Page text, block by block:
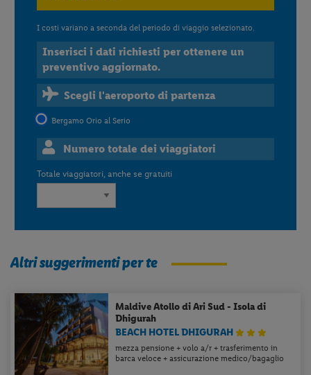
I costi variano a seconda del periodo di viaggio selezionato.
Inserisci i dati richiesti per ottenere un
preventivo aggiornato.
Scegli l'aeroporto di partenza
Bergamo Orio al Serio
Numero totale dei viaggiatori
Totale viaggiatori, anche se gratuiti
Altri suggerimenti per te
MaldiveAtollo di Ari Sud - Isola di
Dhigurah
BEACH HOTEL DHIGURAH
mezza pensione + volo a/r + trasferimento in
barca veloce + assicurazione medico/bagaglio